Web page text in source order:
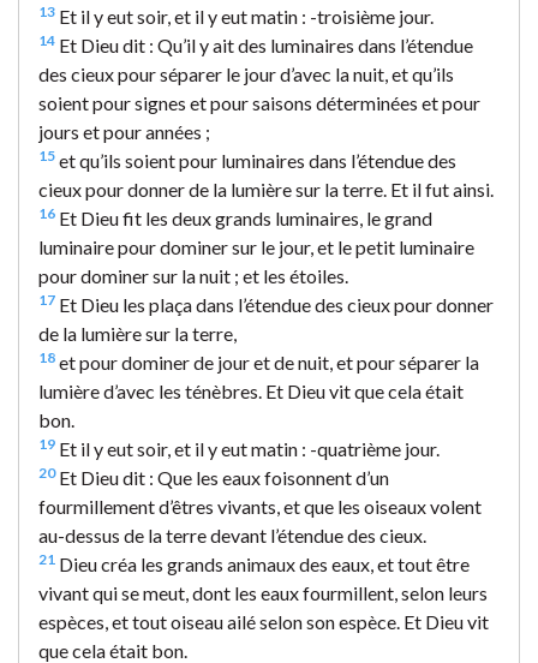
13 Et il y eut soir, et il y eut matin : -troisième jour.
14 Et Dieu dit : Qu’il y ait des luminaires dans l’étendue
des cieux pour séparer le jour d’avec la nuit, et qu’ils
soient pour signes et pour saisons déterminées et pour
jours et pour années ;
15 et qu’ils soient pour luminaires dans l’étendue des
cieux pour donner de la lumière sur la terre. Et il fut ainsi.
16 Et Dieu fit les deux grands luminaires, le grand
luminaire pour dominer sur le jour, et le petit luminaire
pour dominer sur la nuit ; et les étoiles.
17 Et Dieu les plaça dans l’étendue des cieux pour donner
de la lumière sur la terre,
18 et pour dominer de jour et de nuit, et pour séparer la
lumière d’avec les ténèbres. Et Dieu vit que cela était
bon.
19 Et il y eut soir, et il y eut matin : -quatrième jour.
20Et Dieu dit : Que les eaux foisonnent d’un
fourmillement d’êtres vivants, et que les oiseaux volent
au-dessus de la terre devant l’étendue des cieux.
21 Dieu créa les grands animaux des eaux, et tout être
vivant qui se meut, dont les eaux fourmillent, selon leurs
espèces, et tout oiseau ailé selon son espèce. Et Dieu vit
que cela était bon.